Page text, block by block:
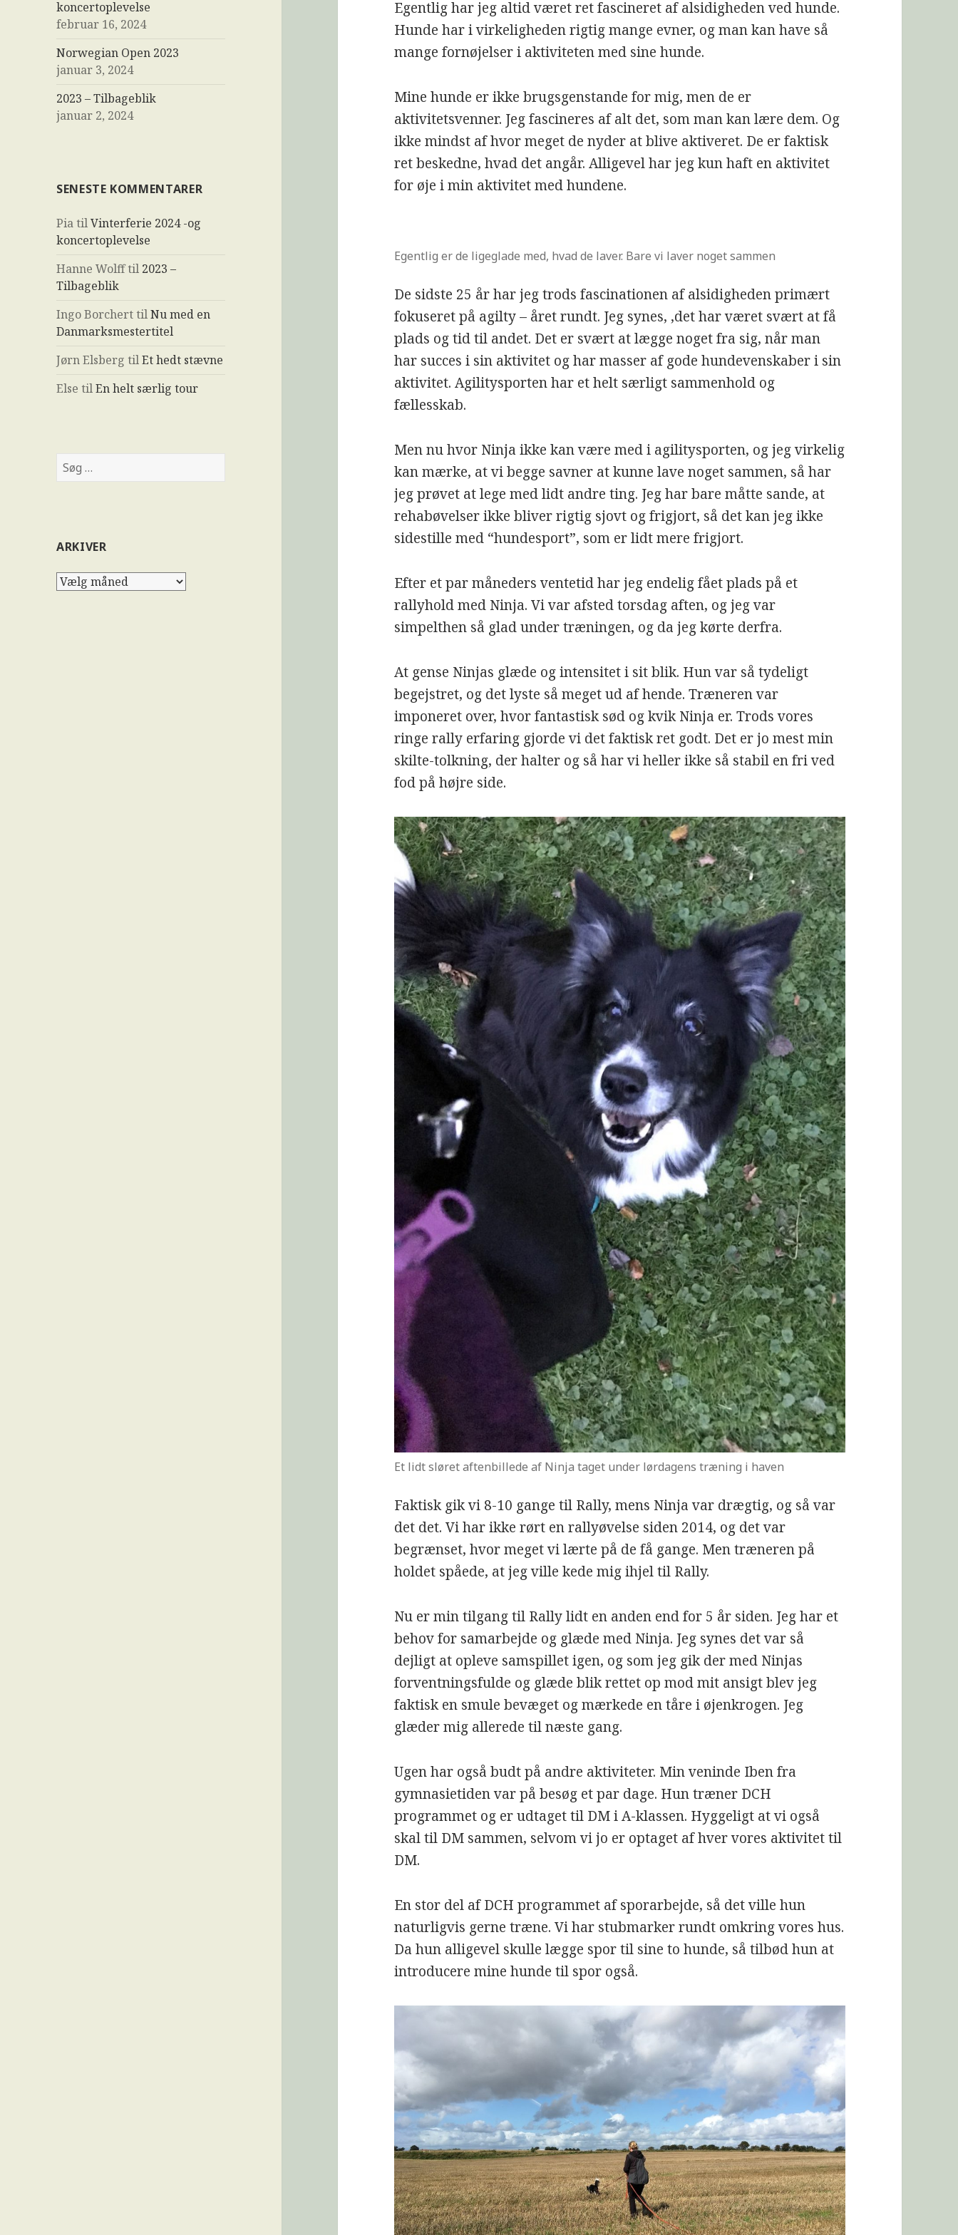
koncertoplevelse
februar 16, 2024
Norwegian Open 2023
januar 3, 2024
2023 – Tilbageblik
januar 2, 2024
SENESTE KOMMENTARER
PiatilVinterferie 2024 -og
koncertoplevelse
Hanne Wolfftil 2023 –
Tilbageblik
Ingo BorcherttilNu med en
Danmarksmestertitel
Jørn Elsberg tilEt hedt stævne
Else tilEn helt særlig tour
ARKIVER
Egentlig har jeg altid været ret fascineret af alsidigheden ved hunde.
Hunde har i virkeligheden rigtig mange evner, og man kan have så
mange fornøjelser i aktiviteten med sine hunde.
Mine hunde er ikke brugsgenstande for mig, men de er
aktivitetsvenner. Jeg fascineres af alt det, som man kan lære dem. Og
ikke mindst af hvor meget de nyder at blive aktiveret. De er faktisk
ret beskedne, hvad det angår. Alligevel har jeg kun haft en aktivitet
for øje i min aktivitet med hundene.
Egentlig er de ligeglade med, hvad de laver. Bare vi laver noget sammen
De sidste 25 år har jeg trods fascinationen af alsidigheden primært
fokuseret på agilty – året rundt. Jeg synes, ,det har været svært at få
plads og tid til andet. Det er svært at lægge noget fra sig, når man
har succes i sin aktivitet og har masser af gode hundevenskaber i sin
aktivitet. Agilitysporten har et helt særligt sammenhold og
fællesskab.
Men nu hvor Ninja ikke kan være med i agilitysporten, og jeg virkelig
kan mærke, at vi begge savner at kunne lave noget sammen, så har
jeg prøvet at lege med lidt andre ting. Jeg har bare måtte sande, at
rehabøvelser ikke bliver rigtig sjovt og frigjort, så det kan jeg ikke
sidestille med “hundesport”, som er lidt mere frigjort.
Efter et par måneders ventetid har jeg endelig fået plads på et
rallyhold med Ninja. Vi var afsted torsdag aften, og jeg var
simpelthen så glad under træningen, og da jeg kørte derfra.
At gense Ninjas glæde og intensitet i sit blik. Hun var så tydeligt
begejstret, og det lyste så meget ud af hende. Træneren var
imponeret over, hvor fantastisk sød og kvik Ninja er. Trods vores
ringe rally erfaring gjorde vi det faktisk ret godt. Det er jo mest min
skilte-tolkning, der halter og så har vi heller ikke så stabil en fri ved
fod på højre side.
Et lidt sløret aftenbillede af Ninja taget under lørdagens træning i haven
Faktisk gik vi 8-10 gange til Rally, mens Ninja var drægtig, og så var
det det. Vi har ikke rørt en rallyøvelse siden 2014, og det var
begrænset, hvor meget vi lærte på de få gange. Men træneren på
holdet spåede, at jeg ville kede mig ihjel til Rally.
Nu er min tilgang til Rally lidt en anden end for 5 år siden. Jeg har et
behov for samarbejde og glæde med Ninja. Jeg synes det var så
dejligt at opleve samspillet igen, og som jeg gik der med Ninjas
forventningsfulde og glæde blik rettet op mod mit ansigt blev jeg
faktisk en smule bevæget og mærkede en tåre i øjenkrogen. Jeg
glæder mig allerede til næste gang.
Ugen har også budt på andre aktiviteter. Min veninde Iben fra
gymnasietiden var på besøg et par dage. Hun træner DCH
programmet og er udtaget til DM i A-klassen. Hyggeligt at vi også
skal til DM sammen, selvom vi jo er optaget af hver vores aktivitet til
DM.
En stor del af DCH programmet af sporarbejde, så det ville hun
naturligvis gerne træne. Vi har stubmarker rundt omkring vores hus.
Da hun alligevel skulle lægge spor til sine to hunde, så tilbød hun at
introducere mine hunde til spor også.